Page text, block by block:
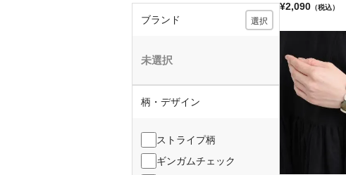
ブランド 選択
未選択
柄・デザイン
ストライプ柄
ギンガムチェック
¥2,090 （税込）